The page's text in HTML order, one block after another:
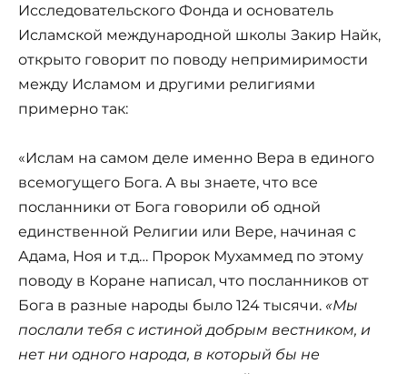
Исследовательского Фонда и основатель
Исламской международной школы Закир Найк,
открыто говорит по поводу непримиримости
между Исламом и другими религиями
примерно так:
«Ислам на самом деле именно Вера в единого
всемогущего Бога. А вы знаете, что все
посланники от Бога говорили об одной
единственной Религии или Вере, начиная с
Адама, Ноя и т.д… Пророк Мухаммед по этому
поводу в Коране написал, что посланников от
Бога в разные народы было 124 тысячи. «Мы
послали тебя с истиной добрым вестником, и
нет ни одного народа, в который бы не